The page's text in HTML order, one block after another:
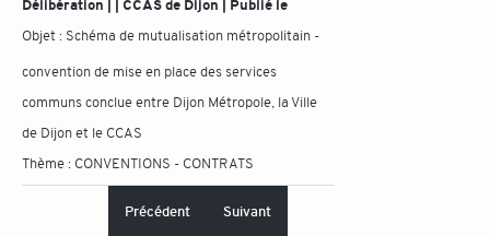
Délibération | | CCAS de Dijon | Publié le
Objet : Schéma de mutualisation métropolitain -
convention de mise en place des services
communs conclue entre Dijon Métropole, la Ville
de Dijon et le CCAS
Thème : CONVENTIONS - CONTRATS
Précédent Suivant